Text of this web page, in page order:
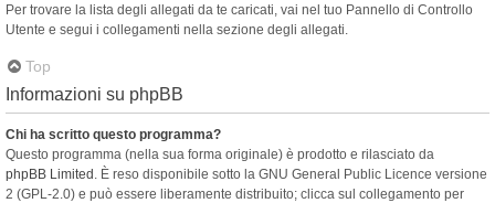
Per trovare la lista degli allegati da te caricati, vai nel tuo Pannello di Controllo
Utente e segui i collegamenti nella sezione degli allegati.
Top
Informazioni su phpBB
Chi ha scritto questo programma?
Questo programma (nella sua forma originale) è prodotto e rilasciato da
phpBB Limited . È reso disponibile sotto la GNU General Public Licence versione
2 (GPL-2.0) e può essere liberamente distribuito; clicca sul collegamento per